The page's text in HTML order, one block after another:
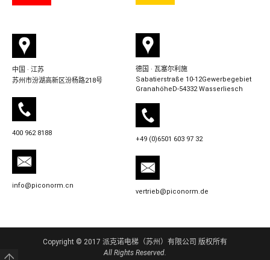
中国 · 江苏
苏州市汾湖高新区汾杨路218号
400 962 8188
info@piconorm.cn
德国 · 瓦塞尔利施
Sabatierstraße 10-12Gewerbegebiet
GranahöheD-54332 Wasserliesch
+49 (0)6501 603 97 32
vertrieb@piconorm.de
Copyright © 2017 派克诺电梯（苏州）有限公司 版权所有
All Rights Reserved.